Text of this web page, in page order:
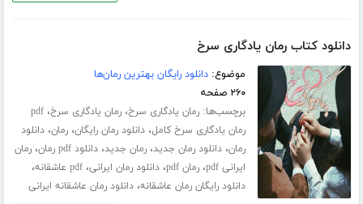
دانلود کتاب رمان یادگاری سرخ
موضوع:دانلود رایگان بهترین رمان‌ها
۲۶۰ صفحه
برچسب‌ها:رمان یادگاری سرخ،رمان یادگاری سرخ،pdf
رمان یادگاری سرخ کامل،دانلود رمان رایگان،رمان،دانلود
رمان،دانلود رمان جدید،رمان جدید،دانلود pdf رمان ،رمان
ایرانی pdf
،رمان pdf ،دانلود رمان ایرانی،pdf عاشقانه ،
دانلود رایگان رمان عاشقانه،دانلود رمان عاشقانه ایرانی